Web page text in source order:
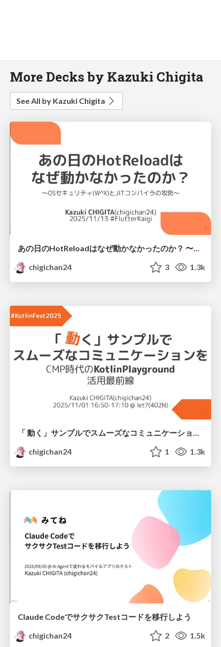
More Decks by Kazuki Chigita
See All by Kazuki Chigita
あの日のHotReloadはなぜ動かなかったのか？ 〜OSセキュリティ(W^X)とJITコンパイラの攻防〜
chigichan24
3 1.3k
chigichan24
1 1.3k
Claude CodeでサクサクTestコードを移行しよう
chigichan24
2 1.5k